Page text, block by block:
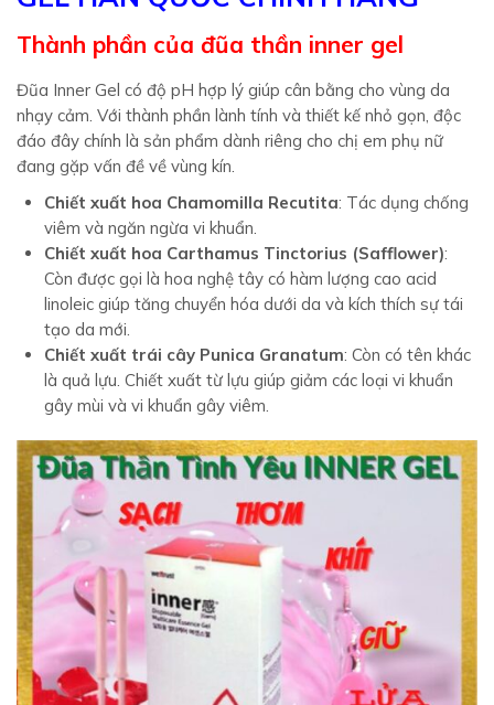
Thành phần của đũa thần inner gel
Đũa Inner Gel có độ pH hợp lý giúp cân bằng cho vùng da
nhạy cảm. Với thành phần lành tính và thiết kế nhỏ gọn, độc
đáo đây chính là sản phẩm dành riêng cho chị em phụ nữ
đang gặp vấn đề về vùng kín.
Chiết xuất hoa Chamomilla Recutita: Tác dụng chống
viêm và ngăn ngừa vi khuẩn.
Chiết xuất hoa Carthamus Tinctorius (Safflower):
Còn được gọi là hoa nghệ tây có hàm lượng cao acid
linoleic giúp tăng chuyển hóa dưới da và kích thích sự tái
tạo da mới.
Chiết xuất trái cây Punica Granatum: Còn có tên khác
là quả lựu. Chiết xuất từ lựu giúp giảm các loại vi khuẩn
gây mùi và vi khuẩn gây viêm.